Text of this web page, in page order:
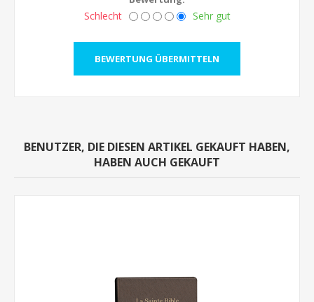
Schlecht Sehr gut
BENUTZER, DIE DIESEN ARTIKEL GEKAUFT HABEN,
HABEN AUCH GEKAUFT